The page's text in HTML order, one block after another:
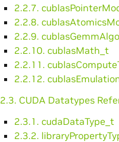
2.2.7.
2.2.8.
2.2.9.
2.2.10. cublasMath_t
2.2.11.
2.2.12.
2.3. CUDA Datatypes
2.3.1. cudaDataType_t
2.3.2.